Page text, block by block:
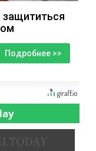
защититься
Подробнее >>